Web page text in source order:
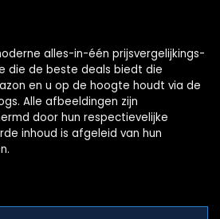
alles-in-één prijsvergelijkings-
die de beste deals biedt die
en u op de hoogte houdt via de
Alle afbeeldingen zijn
door hun respectievelijke
inhoud is afgeleid van hun